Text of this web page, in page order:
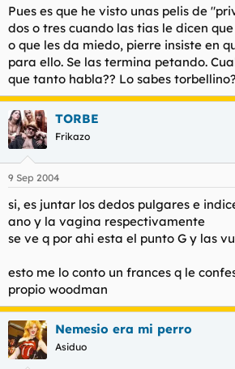
r
e
l
t
e
m
a
n
c
i
o
Pues es que he visto unas pelis de
dos o tres cuando las tias le dicen
o que les da miedo, pierre insiste en
para ello. Se las termina petando.
que tanto habla?? Lo sabes
TORBE
Frikazo
9 Sep 2004
si, es juntar los dedos pulgares e
ano y la vagina respectivamente
se ve q por ahi esta el punto G y las
esto me lo conto un frances q le
propio woodman
Nemesio era mi perro
Asiduo